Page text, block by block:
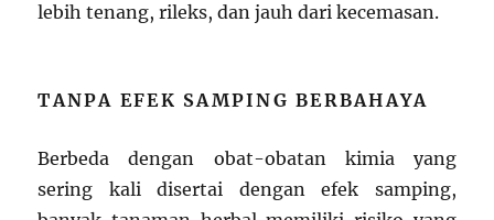
lebih tenang, rileks, dan jauh dari kecemasan.
TANPA EFEK SAMPING BERBAHAYA
Berbeda dengan obat-obatan kimia yang
sering kali disertai dengan efek samping,